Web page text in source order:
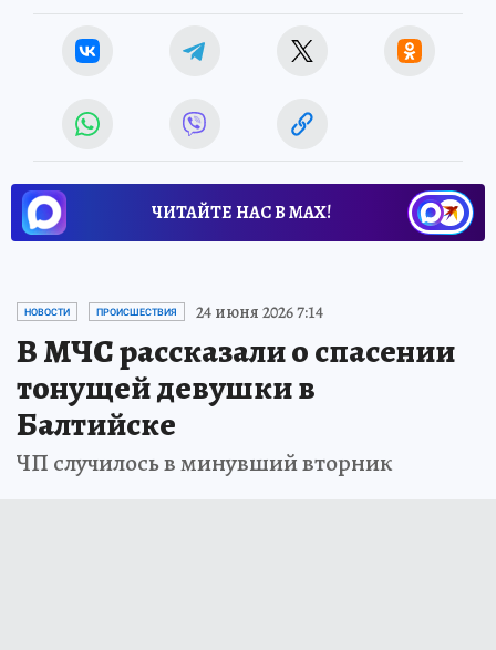
ЧИТАЙТЕ НАС В МАХ!
НОВОСТИ ПРОИСШЕСТВИЯ 24 июня 2026 7:14
В МЧС рассказали о спасении
тонущей девушки в
Балтийске
ЧП случилось в минувший вторник